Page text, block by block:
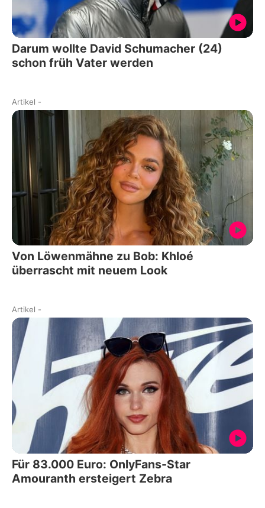
Darum wollte David Schumacher (24)
schon früh Vater werden
Artikel -
Von Löwenmähne zu Bob: Khloé
überrascht mit neuem Look
Artikel -
Für 83.000 Euro: OnlyFans-Star
Amouranth ersteigert Zebra